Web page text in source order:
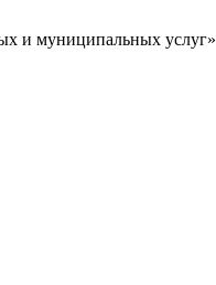
и муниципальных услуг»